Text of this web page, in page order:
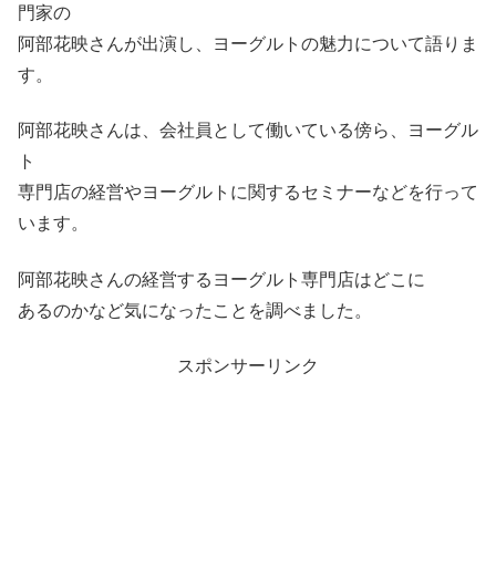
門家の
阿部花映さんが出演し、ヨーグルトの魅力について語りま
す。
阿部花映さんは、会社員として働いている傍ら、ヨーグル
ト
専門店の経営やヨーグルトに関するセミナーなどを行って
います。
阿部花映さんの経営するヨーグルト専門店はどこに
あるのかなど気になったことを調べました。
スポンサーリンク